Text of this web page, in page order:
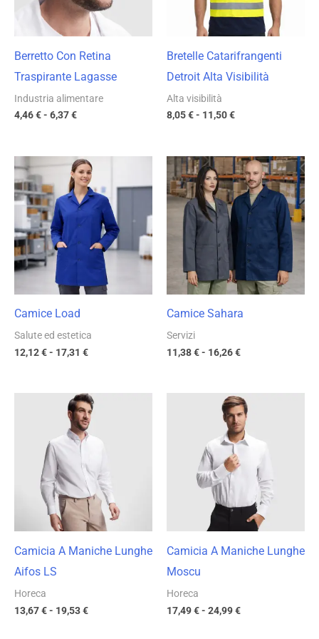
Berretto Con Retina
Traspirante Lagasse
Industria alimentare
4,46€- 6,37€
Bretelle Catarifrangenti
Detroit Alta Visibilità
Alta visibilità
8,05€- 11,50€
Camice Load
Salute ed estetica
12,12€- 17,31 €
Fascia
di
prezzo:
da
12,12 €
17,31 €
Camice Sahara
Servizi
11,38€- 16,26€
Fascia
di
prezzo:
da
11,38 €
Camicia A Maniche Lunghe
Aifos LS
Horeca
13,67€- 19,53€
Fascia
di
prezzo:
da
19,53 €
Camicia A Maniche Lunghe
Moscu
Horeca
17,49€- 24,99€
Fascia
di
prezzo:
da
17,49 €
a
24,99 €